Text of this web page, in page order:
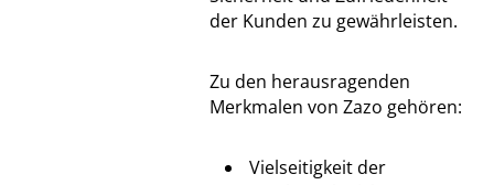
der Kunden zu gewährleisten.
Zu den herausragenden
Merkmalen von Zazo gehören:
Vielseitigkeit der